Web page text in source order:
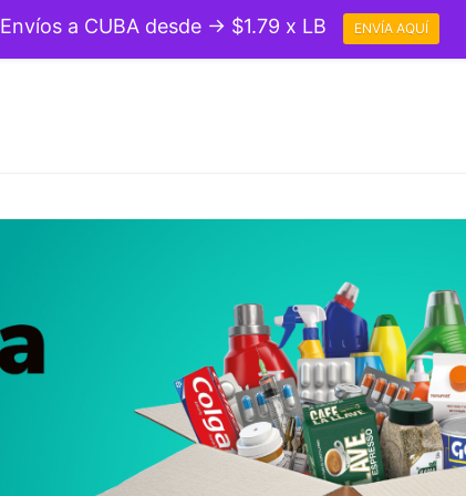
Envíos a CUBA desde → $1.79 x LB ENVÍA AQUÍ